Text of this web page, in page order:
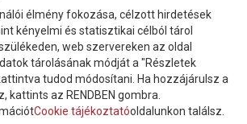
hírlevélre és nyilatkozom, hogy azadatkezelési
élmény fokozása, célzott hirdetések
kényelmi és statisztikai célból tárol
web szervereken az oldal
tárolásának módját a "Részletek
tudod módosítani. Ha hozzájárulsz a
kattints az RENDBEN gombra.
Cookie tájékoztatóoldalunkon találsz.